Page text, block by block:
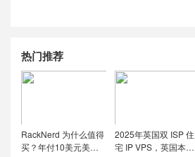
热门推荐
RackNerd 为什么值得
买？年付10美元美国
2025年英国双 ISP 住
宅 IP VPS，英国本土